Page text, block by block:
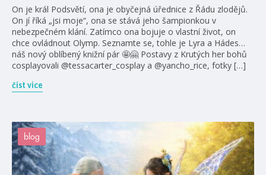
On je král Podsvětí, ona je obyčejná úřednice z Řádu zlodějů.
On jí říká „jsi moje“, ona se stává jeho šampionkou v
nebezpečném klání. Zatímco ona bojuje o vlastní život, on
chce ovládnout Olymp. Seznamte se, tohle je Lyra a Hádes…
náš nový oblíbený knižní pár 🤩🤗 Postavy z Krutých her bohů
cosplayovali @tessacarter_cosplay a @yancho_rice, fotky […]
číst více
blog